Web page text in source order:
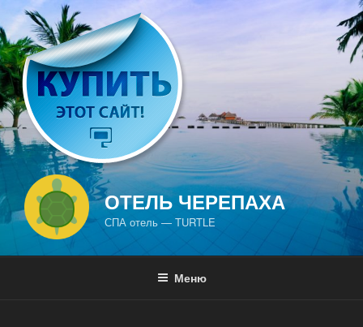
Перейти
к
содержимому
ОТЕЛЬ ЧЕРЕПАХА
СПА отель — TURTLE
Меню